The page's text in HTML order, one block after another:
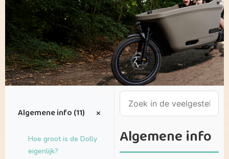
Algemene info (11) +
Hoe groot is de Dolly
eigenlijk?
Algemene info